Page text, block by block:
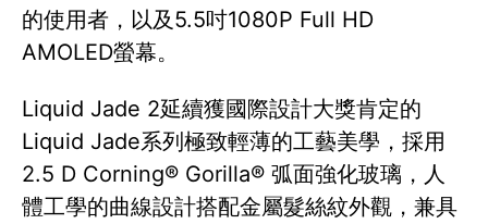
的使用者，以及5.5吋1080P Full HD
AMOLED螢幕。
Liquid Jade 2延續獲國際設計大獎肯定的
Liquid Jade系列極致輕薄的工藝美學，採用
2.5 D Corning® Gorilla® 弧面強化玻璃，人
體工學的曲線設計搭配金屬髮絲紋外觀，兼具